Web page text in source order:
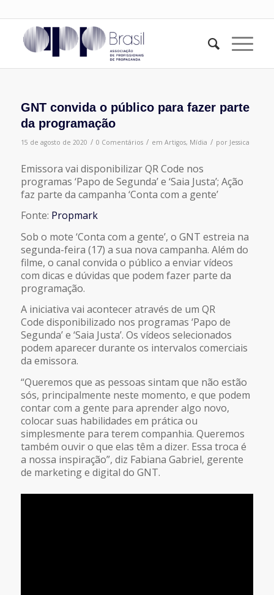
GNT convida o público para fazer parte
da programação
15 de agosto de 2020 / 0 Comentários / em Artigos, Mídia / por Jessica
Emissora vai disponibilizar QR Code nos
programas ‘Papo de Segunda’ e ‘Saia Justa’; Ação
faz parte da campanha ‘Conta com a gente’
Fonte: Propmark
Sob o mote ‘Conta com a gente’, o GNT estreia na
segunda-feira (17) a sua nova campanha. Além do
filme, o canal convida o público a enviar vídeos
com dicas e dúvidas que podem fazer parte da
programação.
A iniciativa vai acontecer através de um QR
Code disponibilizado nos programas ‘Papo de
Segunda’ e ‘Saia Justa’. Os vídeos selecionados
podem aparecer durante os intervalos comerciais
da emissora.
“Queremos que as pessoas sintam que não estão
sós, principalmente neste momento, e que podem
contar com a gente para aprender algo novo,
colocar suas habilidades em prática ou
simplesmente para terem companhia. Queremos
também ouvir o que elas têm a dizer. Essa troca é
a nossa inspiração”, diz Fabiana Gabriel, gerente
de marketing e digital do GNT.